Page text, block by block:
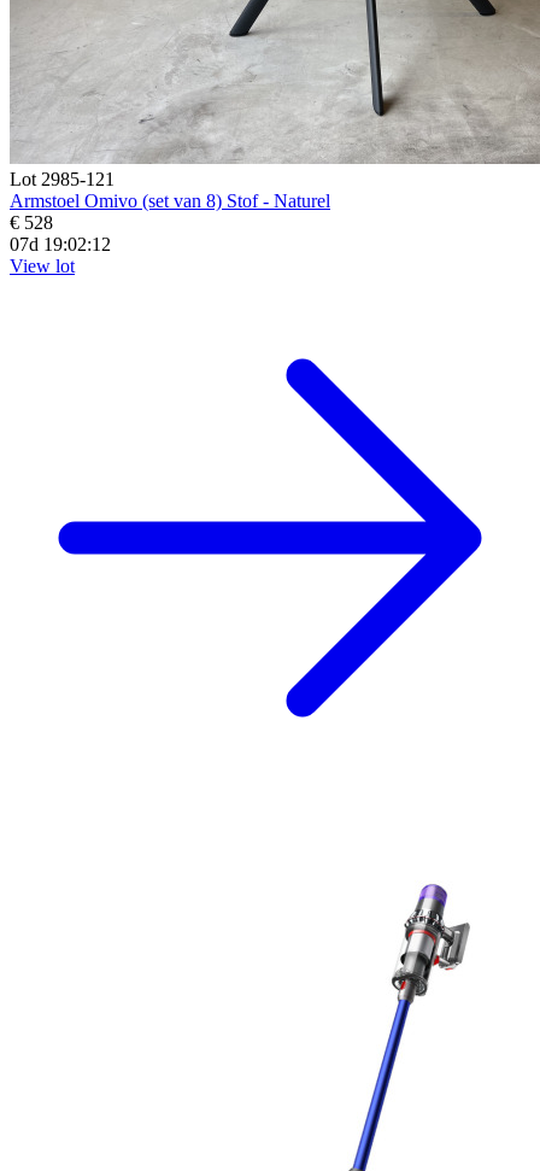
Lot 2985-121
Armstoel Omivo (set van 8) Stof - Naturel
€ 528
07d 19:02:10
View lot